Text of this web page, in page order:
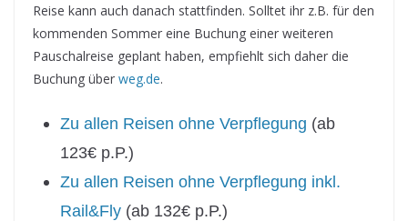
Reise kann auch danach stattfinden. Solltet ihr z.B. für den
kommenden Sommer eine Buchung einer weiteren
Pauschalreise geplant haben, empfiehlt sich daher die
Buchung über weg.de.
Zu allen Reisen ohne Verpflegung (ab
123€ p.P.)
Zu allen Reisen ohne Verpflegung inkl.
Rail&Fly (ab 132€ p.P.)